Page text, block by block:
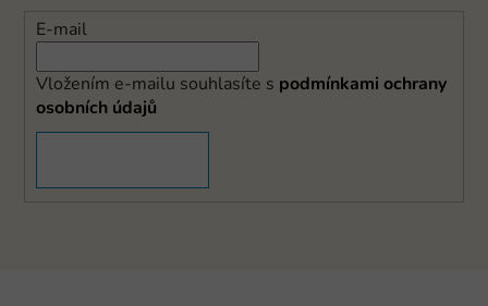
E-mail
Vložením e-mailu souhlasíte s podmínkami ochrany
osobních údajů